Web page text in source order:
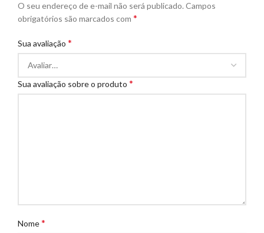
O seu endereço de e-mail não será publicado.Campos
obrigatórios são marcados com *
Sua avaliação *
Sua avaliação sobre o produto *
Nome*